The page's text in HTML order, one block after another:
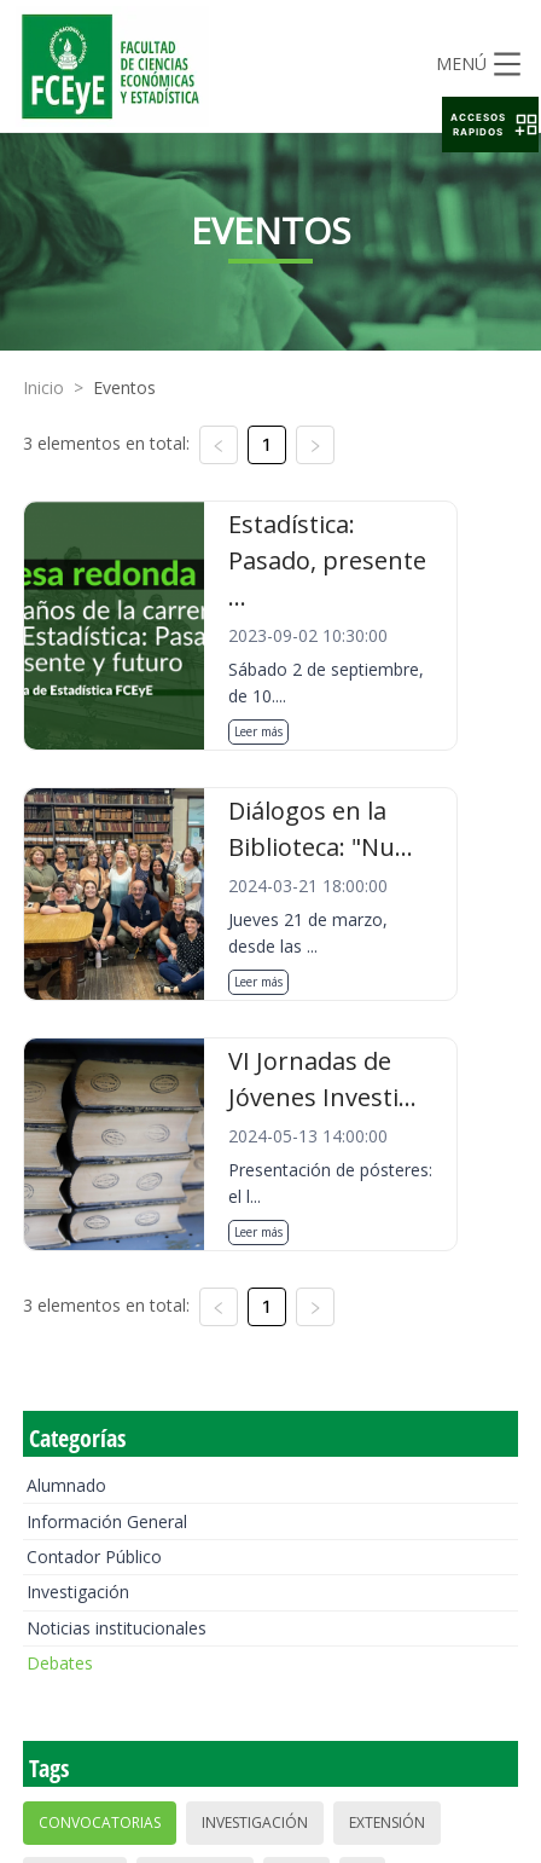
MENÚ
EVENTOS
Inicio > Eventos
3 elementos en total: 1
Estadística:
Pasado, presente
...
2023-09-02 10:30:00
Sábado 2 de septiembre,
de 10....
Leer más
Diálogos en la
Biblioteca: "Nu...
2024-03-21 18:00:00
Jueves 21 de marzo,
desde las ...
Leer más
VI Jornadas de
Jóvenes Investi...
2024-05-13 14:00:00
Presentación de pósteres:
el l...
Leer más
3 elementos en total: 1
Categorías
Alumnado
Información General
Contador Público
Investigación
Noticias institucionales
Debates
Tags
CONVOCATORIAS INVESTIGACIÓN EXTENSIÓN
ACCESOS
RAPIDOS